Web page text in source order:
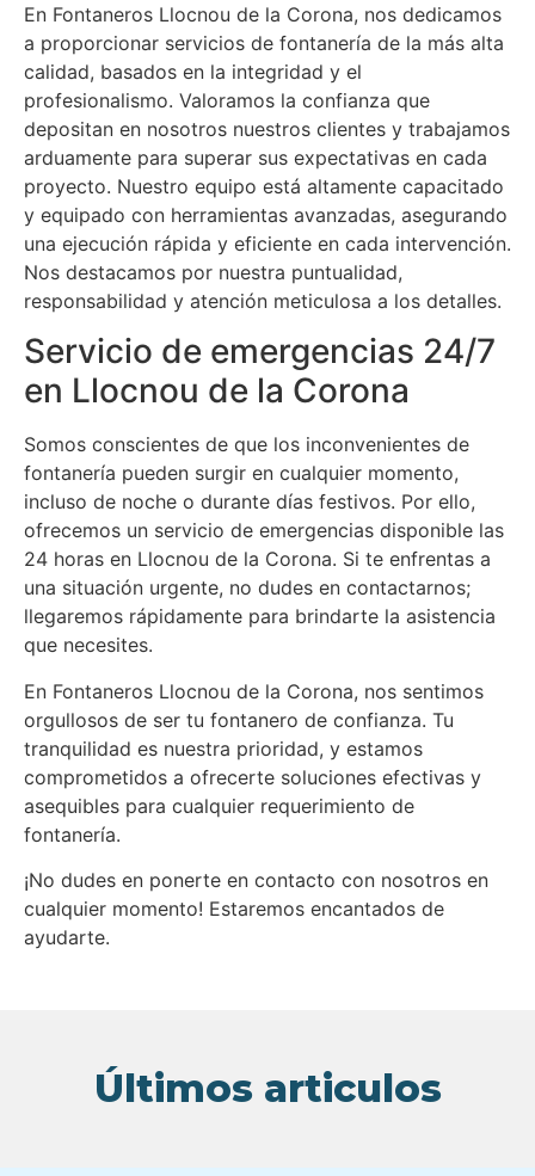
En Fontaneros Llocnou de la Corona, nos dedicamos
a proporcionar servicios de fontanería de la más alta
calidad, basados en la integridad y el
profesionalismo. Valoramos la confianza que
depositan en nosotros nuestros clientes y trabajamos
arduamente para superar sus expectativas en cada
proyecto. Nuestro equipo está altamente capacitado
y equipado con herramientas avanzadas, asegurando
una ejecución rápida y eficiente en cada intervención.
Nos destacamos por nuestra puntualidad,
responsabilidad y atención meticulosa a los detalles.
Servicio de emergencias 24/7
en Llocnou de la Corona
Somos conscientes de que los inconvenientes de
fontanería pueden surgir en cualquier momento,
incluso de noche o durante días festivos. Por ello,
ofrecemos un servicio de emergencias disponible las
24 horas en Llocnou de la Corona. Si te enfrentas a
una situación urgente, no dudes en contactarnos;
llegaremos rápidamente para brindarte la asistencia
que necesites.
En Fontaneros Llocnou de la Corona, nos sentimos
orgullosos de ser tu fontanero de confianza. Tu
tranquilidad es nuestra prioridad, y estamos
comprometidos a ofrecerte soluciones efectivas y
asequibles para cualquier requerimiento de
fontanería.
¡No dudes en ponerte en contacto con nosotros en
cualquier momento! Estaremos encantados de
ayudarte.
Últimos articulos